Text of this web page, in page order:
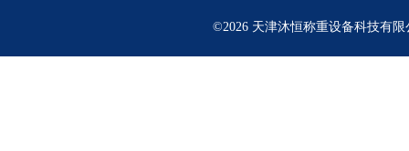
©2026 天津沐恒称重设备科技有